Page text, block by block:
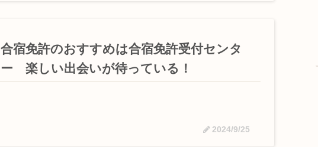
合宿免許のおすすめは合宿免許受付センタ
ー 楽しい出会いが待っている！
2024/9/25